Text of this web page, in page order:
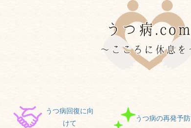
うつ病回復に向
けて
うつ病の再発予防